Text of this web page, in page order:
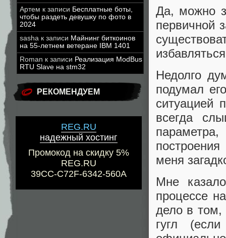
Артем к записи Бесплатные боты,
чтобы раздеть девушку по фото в
2024
sasha к записи Майнинг биткоинов
на 55-летнем ветеране IBM 1401
Roman к записи Реализация ModBus
RTU Slave на stm32
РЕКОМЕНДУЕМ
REG.RU
надежный хостинг
Промокод на скидку 5%
REG.RU
39CC-C72F-6342-560A
Да, можно
первичной
Недолго
подумал
ситуацией
всегда
меня
Мне
процессе
дело в том,
гугл